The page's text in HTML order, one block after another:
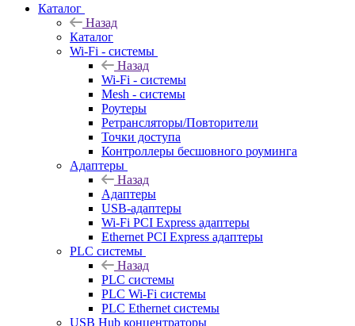
Каталог
Назад
Каталог
Wi-Fi - системы
Назад
Wi-Fi - системы
Mesh - системы
Роутеры
Ретрансляторы/Повторители
Точки доступа
Контроллеры бесшовного роуминга
Адаптеры
Назад
Адаптеры
USB-адаптеры
Wi-Fi PCI Express адаптеры
Ethernet PCI Express адаптеры
PLC системы
Назад
PLC системы
PLC Wi-Fi системы
PLC Ethernet системы
USB Hub концентраторы